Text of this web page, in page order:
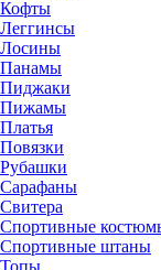
Кофты
Леггинсы
Лосины
Панамы
Пиджаки
Пижамы
Платья
Повязки
Рубашки
Сарафаны
Свитера
Спортивные
Спортивные штаны
Топы